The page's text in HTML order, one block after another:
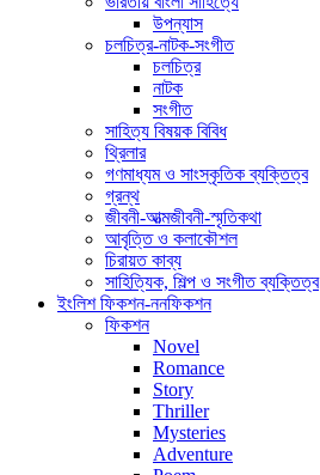
উপন্যাস
চলচিত্র-নাটক-সংগীত
চলচিত্র
নাটক
সংগীত
সাহিত্য বিষয়ক বিবিধ
থ্রিলার
গণমাধ্যম ও সাংস্কৃতিক ব্যক্তিত্ব
গ্রন্থ
জীবনী-আত্মজীবনী-স্মৃতিকথা
আবৃত্তি ও কলাকৌশল
চিরায়ত কাব্য
সাহিত্যিক, শিল্প ও সংগীত ব্যক্তিত্ব
ইংলিশ ফিকশন-ননফিকশন
ফিকশন
Novel
Romance
Story
Thriller
Mysteries
Adventure